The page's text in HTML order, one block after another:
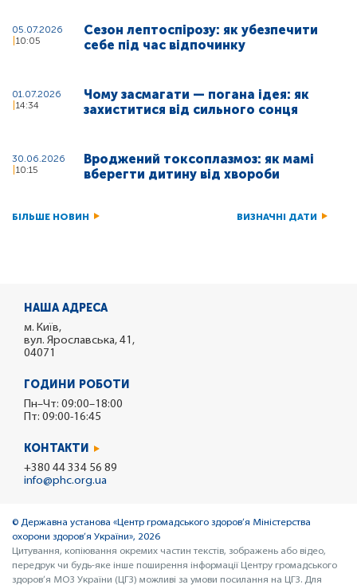
05.07.2026
10:05
Сезон лептоспірозу: як убезпечити
себе під час відпочинку
01.07.2026
14:34
Чому засмагати — погана ідея: як
захиститися від сильного сонця
30.06.2026
10:15
Вроджений токсоплазмоз: як мамі
вберегти дитину від хвороби
БІЛЬШЕ НОВИН ВИЗНАЧНІ ДАТИ
НАША АДРЕСА
м. Київ,
вул. Ярославська, 41,
04071
ГОДИНИ РОБОТИ
Пн–Чт: 09:00–18:00
Пт: 09:00-16:45
КОНТАКТИ
+380 44 334 56 89
info@phc.org.ua
© Державна установа «Центр громадського здоров’я Міністерства
охорони здоров’я України», 2026
Цитування, копіювання окремих частин текстів, зображень або відео,
передрук чи будь-яке інше поширення інформації Центру громадського
здоров’я МОЗ України (ЦГЗ) можливі за умови посилання на ЦГЗ. Для